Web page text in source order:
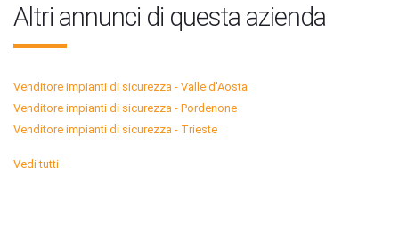
Altri annunci di questa azienda
Venditore impianti di sicurezza - Valle d'Aosta
Venditore impianti di sicurezza - Pordenone
Venditore impianti di sicurezza - Trieste
Vedi tutti